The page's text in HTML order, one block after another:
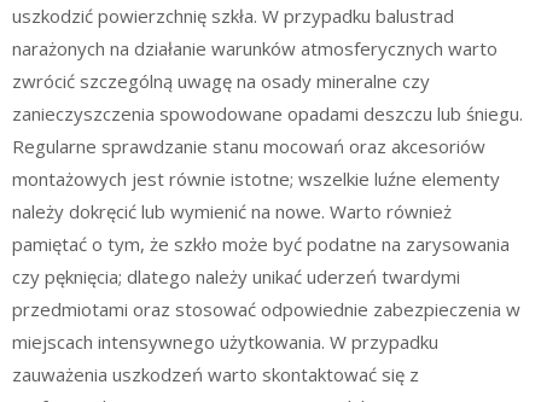
uszkodzić powierzchnię szkła. W przypadku balustrad
narażonych na działanie warunków atmosferycznych warto
zwrócić szczególną uwagę na osady mineralne czy
zanieczyszczenia spowodowane opadami deszczu lub śniegu.
Regularne sprawdzanie stanu mocowań oraz akcesoriów
montażowych jest równie istotne; wszelkie luźne elementy
należy dokręcić lub wymienić na nowe. Warto również
pamiętać o tym, że szkło może być podatne na zarysowania
czy pęknięcia; dlatego należy unikać uderzeń twardymi
przedmiotami oraz stosować odpowiednie zabezpieczenia w
miejscach intensywnego użytkowania. W przypadku
zauważenia uszkodzeń warto skontaktować się z